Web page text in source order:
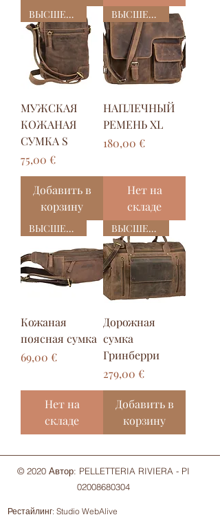
ВЫСШЕЕ КАЧЕСТВО
МУЖСКАЯ
КОЖАНАЯ
СУМКА S
Цена
75,00 €
Добавить в
корзину
ВЫСШЕЕ КАЧЕСТВО
НАПЛЕЧНЫЙ
РЕМЕНЬ XL
Цена
180,00 €
Нет на
складе
ВЫСШЕЕ КАЧЕСТВО
Кожаная
поясная сумка
Цена
69,00 €
Нет на
складе
ВЫСШЕЕ КАЧЕСТВО
Дорожная
сумка
Гринберри
Цена
279,00 €
Добавить в
корзину
© 2020 Автор: PELLETTERIA RIVIERA - PI
02008680304
Рестайлинг: Studio WebAlive